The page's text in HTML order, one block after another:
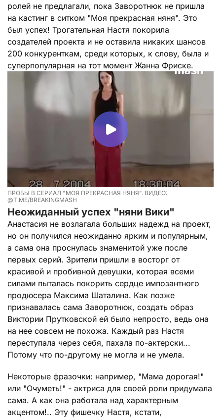
ролей не предлагали, пока Заворотнюк не пришла
на кастинг в ситком "Моя прекрасная няня". Это
был успех! Трогательная Настя покорила
создателей проекта и не оставила никаких шансов
200 конкуренткам, среди которых, к слову, была и
суперпопулярная на тот момент Жанна Фриске.
ПРОБЫ В СЕРИАЛ "МОЯ ПРЕКРАСНАЯ НЯНЯ". ВИДЕО:
@T.ME/BREAKINGMASH
Неожиданный успех "няни Вики"
Анастасия не возлагала больших надежд на проект,
но он получился неожиданно ярким и популярным,
а сама она проснулась знаменитой уже после
первых серий. Зрители пришли в восторг от
красивой и пробивной девушки, которая всеми
силами пыталась покорить сердце импозантного
продюсера Максима Шаталина. Как позже
признавалась сама Заворотнюк, создать образ
Виктории Прутковской ей было непросто, ведь она
на нее совсем не похожа. Каждый раз Настя
переступала через себя, пахала по-актерски...
Потому что по-другому не могла и не умела.
Некоторые фразочки: например, "Мама дорогая!"
или "Очуметь!" - актриса для своей роли придумала
сама. А как она работала над характерным
акцентом!.. Эту фишечку Настя, кстати,